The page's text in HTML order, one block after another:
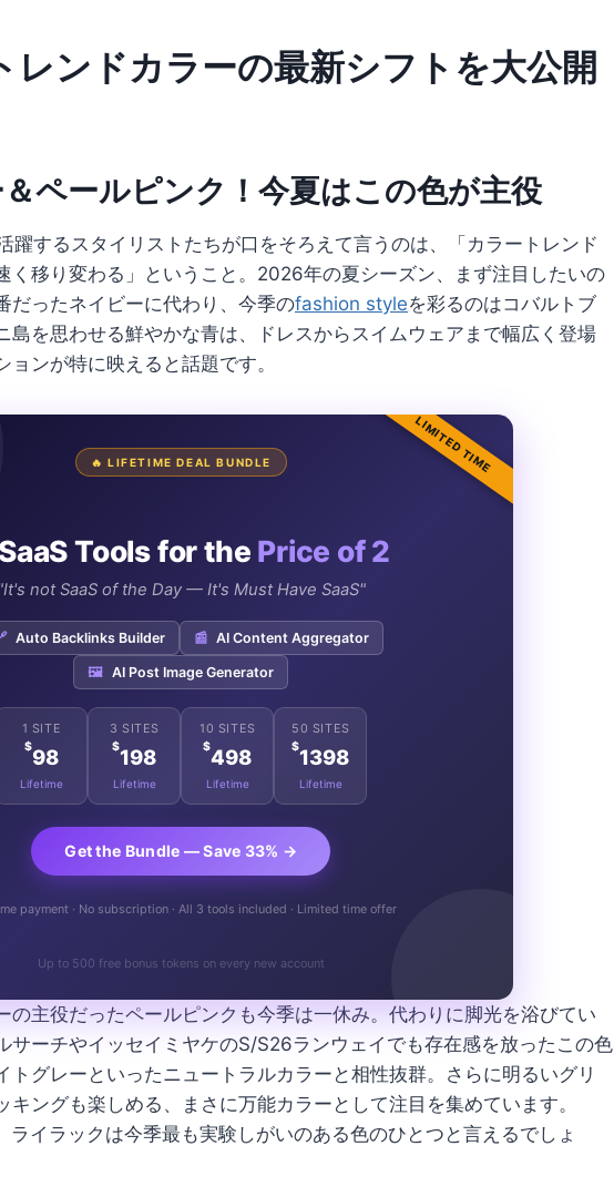
ンドカラーの最新シフトを大公開
ペールピンク！今夏はこの色が主役
躍するスタイリストたちが口をそろえて言うのは、「カラートレンド
く移り変わる」ということ。2026年の夏シーズン、まず注目したいの
だったネイビーに代わり、今季のfashion styleを彩るのはコバルトブ
島を思わせる鮮やかな青は、ドレスからスイムウェアまで幅広く登場
ンが特に映えると話題です。
LIMITED TIME
🔥 LIFETIME DEAL BUNDLE
Tools for the Price of 2
not SaaS of the Day — It's Must Have SaaS"
Auto Backlinks Builder 📰 AI Content Aggregator
🖼️ AI Post Image Generator
1 SITE
$98
Lifetime
3 SITES
$198
Lifetime
10 SITES
$498
Lifetime
50 SITES
$1398
Lifetime
Get the Bundle — Save 33% →
payment · No subscription · All 3 tools included · Limited time offer
Up to 500 free bonus tokens on every new account
の主役だったペールピンクも今季は一休み。代わりに脚光を浴びてい
サーチやイッセイミヤケのS/S26ランウェイでも存在感を放ったこの色
トグレーといったニュートラルカラーと相性抜群。さらに明るいグリ
ングも楽しめる、まさに万能カラーとして注目を集めています。
ライラックは今季最も実験しがいのある色のひとつと言えるでしょ